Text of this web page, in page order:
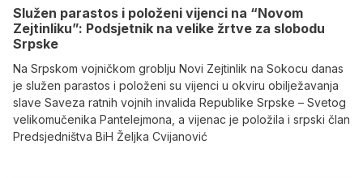
Služen parastos i položeni vijenci na “Novom
Zejtinliku”: Podsjetnik na velike žrtve za slobodu
Srpske
Na Srpskom vojničkom groblju Novi Zejtinlik na Sokocu danas
je služen parastos i položeni su vijenci u okviru obilježavanja
slave Saveza ratnih vojnih invalida Republike Srpske – Svetog
velikomučenika Pantelejmona, a vijenac je položila i srpski član
Predsjedništva BiH Željka Cvijanović